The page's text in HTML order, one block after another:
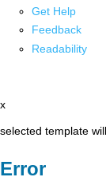
Get Help
Feedback
Readability
x
selected template
Error